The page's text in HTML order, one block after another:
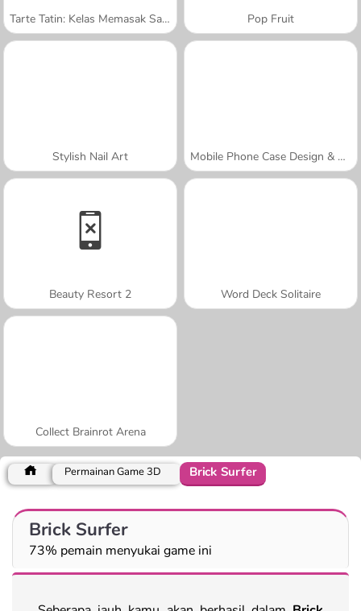
Tarte Tatin: Kelas Memasak Sara Pop Fruit
Stylish Nail Art Mobile Phone Case Design & DIY
Beauty Resort 2 Word Deck Solitaire
Collect Brainrot Arena
Permainan Game 3D Brick Surfer
Brick Surfer
73% pemain menyukai game ini